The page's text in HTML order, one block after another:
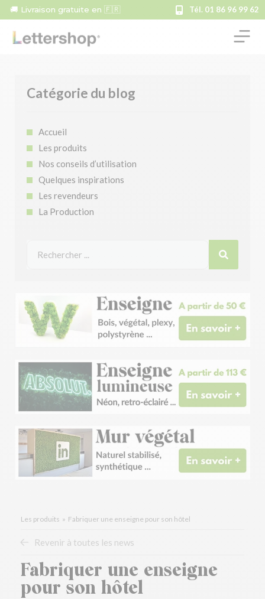
🚚 Livraison gratuite en 🇫🇷 Tél. 01 86 96 99 62
Catégorie du blog
Accueil
Les produits
Nos conseils d’utilisation
Quelques inspirations
Les revendeurs
La Production
Les produits » Fabriquer une enseigne pour son hôtel
Revenir à toutes les news
Fabriquer une enseigne
pour son hôtel